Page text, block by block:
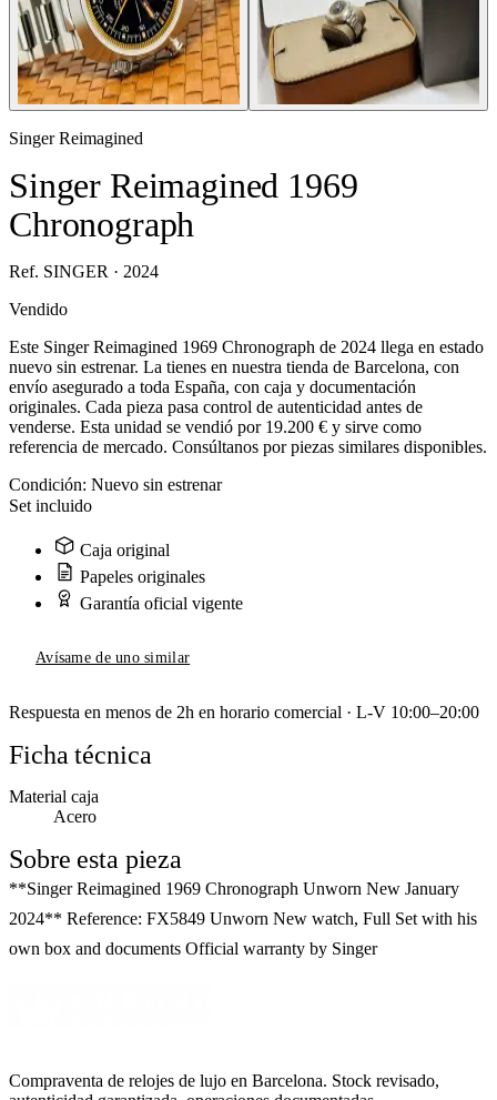
Singer Reimagined
Singer Reimagined 1969
Chronograph
Ref. SINGER · 2024
Vendido
Este Singer Reimagined 1969 Chronograph de 2024 llega en estado
nuevo sin estrenar. La tienes en nuestra tienda de Barcelona, con
envío asegurado a toda España, con caja y documentación
originales. Cada pieza pasa control de autenticidad antes de
venderse. Esta unidad se vendió por 19.200 € y sirve como
referencia de mercado. Consúltanos por piezas similares disponibles.
Condición: Nuevo sin estrenar
Set incluido
Caja original
Papeles originales
Garantía oficial vigente
Avísame de uno similar
Respuesta en menos de 2h en horario comercial · L-V 10:00–20:00
Ficha técnica
Material caja
Acero
Sobre esta pieza
**Singer Reimagined 1969 Chronograph Unworn New January
2024** Reference: FX5849 Unworn New watch, Full Set with his
own box and documents Official warranty by Singer
Compraventa de relojes de lujo en Barcelona. Stock revisado,